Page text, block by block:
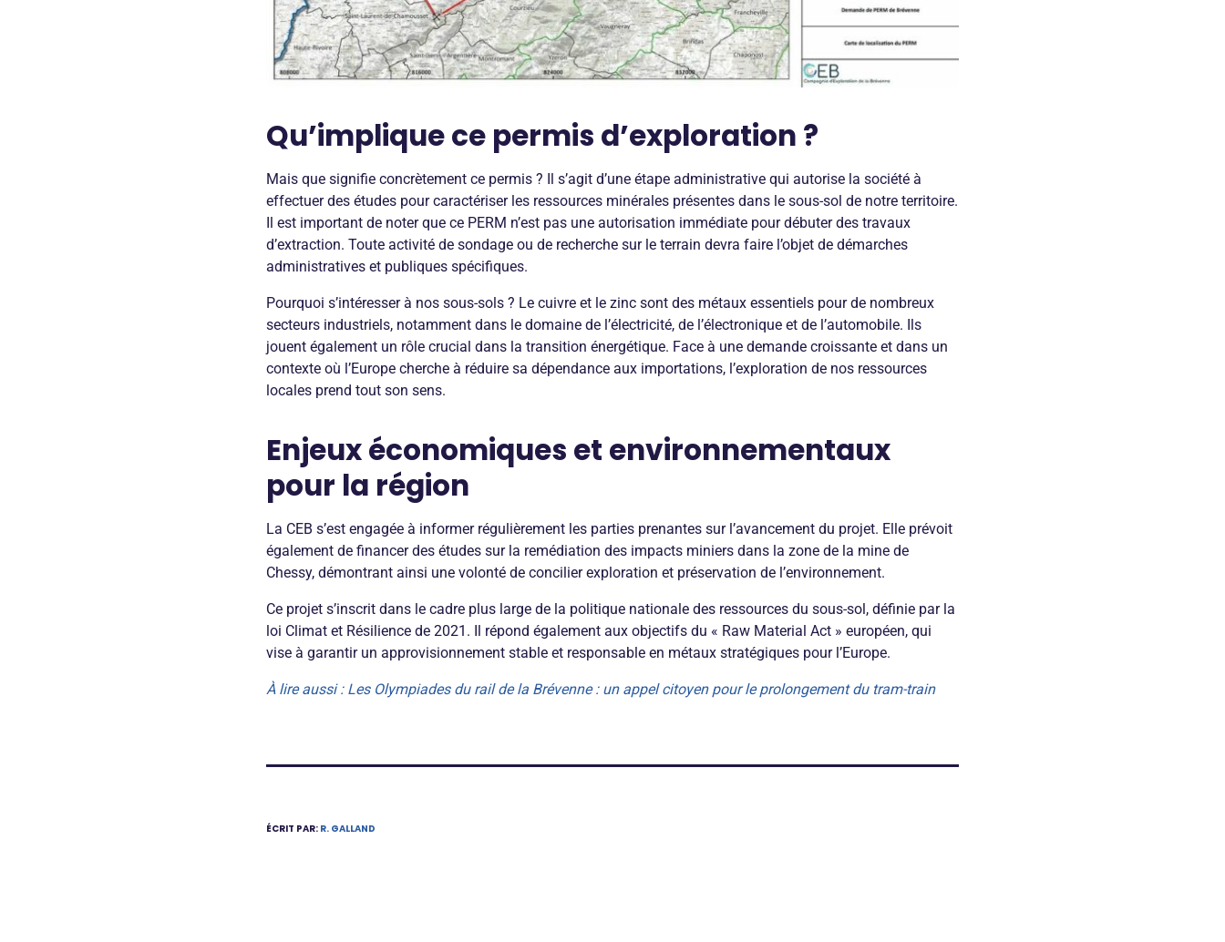
Qu’implique ce permis d’exploration ?
Mais que signifie concrètement ce permis ? Il s’agit d’une étape administrative qui autorise la société à
effectuer des études pour caractériser les ressources minérales présentes dans le sous-sol de notre territoire.
Il est important de noter que ce PERM n’est pas une autorisation immédiate pour débuter des travaux
d’extraction. Toute activité de sondage ou de recherche sur le terrain devra faire l’objet de démarches
administratives et publiques spécifiques.
Pourquoi s’intéresser à nos sous-sols ? Le cuivre et le zinc sont des métaux essentiels pour de nombreux
secteurs industriels, notamment dans le domaine de l’électricité, de l’électronique et de l’automobile. Ils
jouent également un rôle crucial dans la transition énergétique. Face à une demande croissante et dans un
contexte où l’Europe cherche à réduire sa dépendance aux importations, l’exploration de nos ressources
locales prend tout son sens.
Enjeux économiques et environnementaux
pour la région
La CEB s’est engagée à informer régulièrement les parties prenantes sur l’avancement du projet. Elle prévoit
également de financer des études sur la remédiation des impacts miniers dans la zone de la mine de
Chessy, démontrant ainsi une volonté de concilier exploration et préservation de l’environnement.
Ce projet s’inscrit dans le cadre plus large de la politique nationale des ressources du sous-sol, définie par la
loi Climat et Résilience de 2021. Il répond également aux objectifs du « Raw Material Act » européen, qui
vise à garantir un approvisionnement stable et responsable en métaux stratégiques pour l’Europe.
À lire aussi : Les Olympiades du rail de la Brévenne : un appel citoyen pour le prolongement du tram-train
ÉCRIT PAR: R. GALLAND